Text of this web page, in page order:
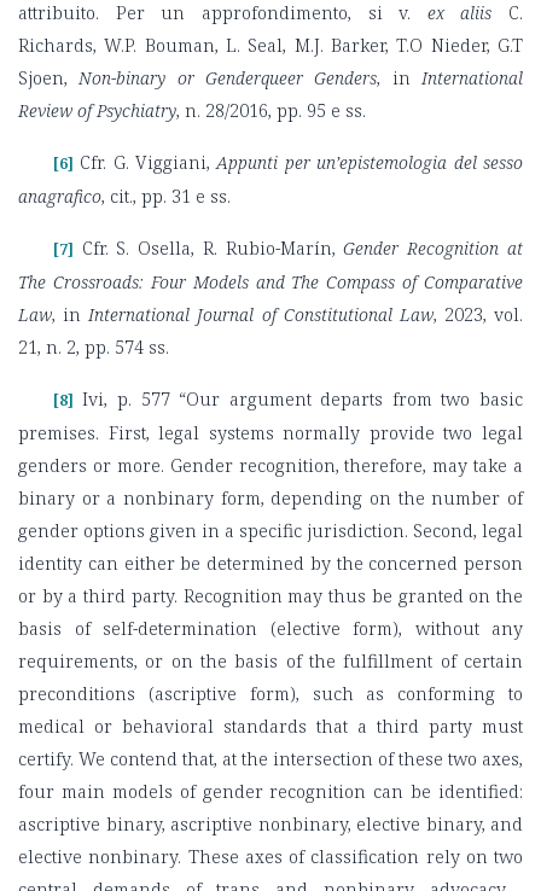
attribuito. Per un approfondimento, si v. ex aliis C.
Richards, W.P. Bouman, L. Seal, M.J. Barker, T.O Nieder, G.T
Sjoen,Non-binary or Genderqueer Genders, inInternational
Review of Psychiatry, n. 28/2016, pp. 95 e ss.
[6] Cfr. G. Viggiani,Appunti per un’epistemologia del sesso
anagrafico, cit., pp. 31 e ss.
[7] Cfr. S. Osella, R. Rubio-Marín,Gender Recognition at
The Crossroads: Four Models and The Compass of Comparative
Law, inInternational Journal of Constitutional Law, 2023, vol.
21, n. 2, pp. 574 ss.
[8] Ivi, p. 577 “Our argument departs from two basic
premises. First, legal systems normally provide two legal
genders or more. Gender recognition, therefore, may take a
binary or a nonbinary form, depending on the number of
gender options given in a specific jurisdiction. Second, legal
identity can either be determined by the concerned person
or by a third party. Recognition may thus be granted on the
basis of self-determination (elective form), without any
requirements, or on the basis of the fulfillment of certain
preconditions (ascriptive form), such as conforming to
medical or behavioral standards that a third party must
certify. We contend that, at the intersection of these two axes,
four main models of gender recognition can be identified:
ascriptive binary, ascriptive nonbinary, elective binary, and
elective nonbinary. These axes of classification rely on two